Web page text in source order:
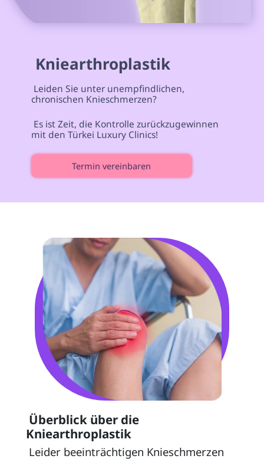
Kniearthroplastik
chronischen Knieschmerzen?
mit den Türkei Luxury Clinics!
Termin vereinbaren
Kniearthroplastik